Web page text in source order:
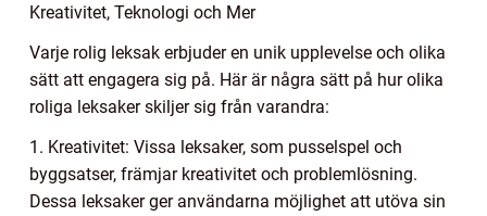
Kreativitet, Teknologi och Mer
Varje rolig leksak erbjuder en unik upplevelse och olika
sätt att engagera sig på. Här är några sätt på hur olika
roliga leksaker skiljer sig från varandra:
1. Kreativitet: Vissa leksaker, som pusselspel och
byggsatser, främjar kreativitet och problemlösning.
Dessa leksaker ger användarna möjlighet att utöva sin